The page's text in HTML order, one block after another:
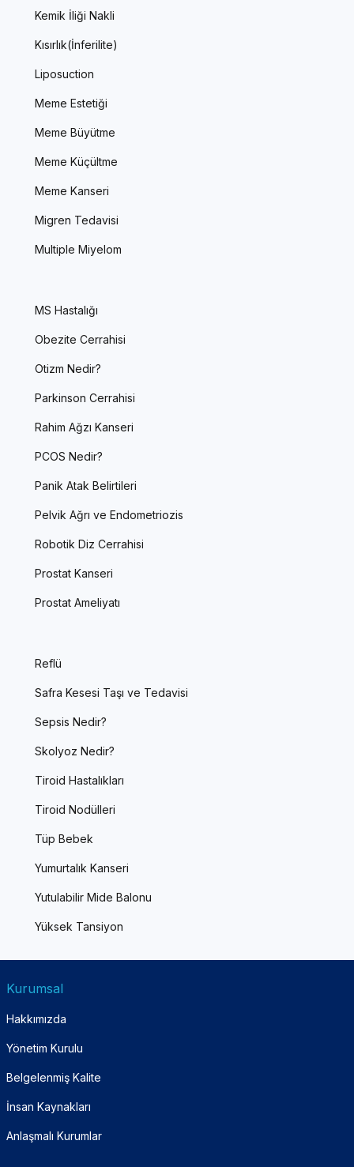
Kemik İliği Nakli
Kısırlık(İnferilite)
Liposuction
Meme Estetiği
Meme Büyütme
Meme Küçültme
Meme Kanseri
Migren Tedavisi
Multiple Miyelom
MS Hastalığı
Obezite Cerrahisi
Otizm Nedir?
Parkinson Cerrahisi
Rahim Ağzı Kanseri
PCOS Nedir?
Panik Atak Belirtileri
Pelvik Ağrı ve Endometriozis
Robotik Diz Cerrahisi
Prostat Kanseri
Prostat Ameliyatı
Reflü
Safra Kesesi Taşı ve Tedavisi
Sepsis Nedir?
Skolyoz Nedir?
Tiroid Hastalıkları
Tiroid Nodülleri
Tüp Bebek
Yumurtalık Kanseri
Yutulabilir Mide Balonu
Yüksek Tansiyon
Kurumsal
Hakkımızda
Yönetim Kurulu
Belgelenmiş Kalite
İnsan Kaynakları
Anlaşmalı Kurumlar